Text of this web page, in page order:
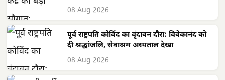
08 Aug 2026
पूर्व राष्ट्रपति कोविंद का वृंदावन दौरा: विवेकानंद को
दी श्रद्धांजलि, सेवाश्रम अस्पताल देखा
08 Aug 2026